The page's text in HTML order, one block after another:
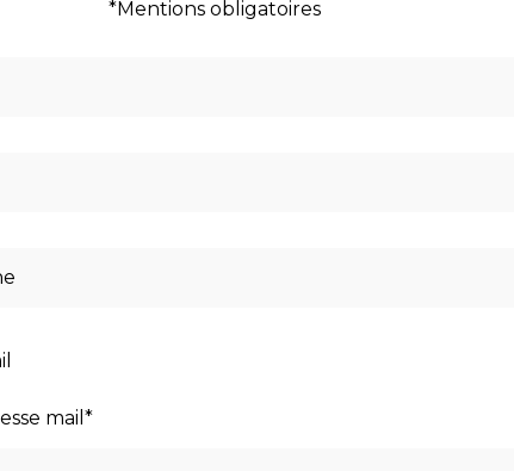
*Mentions obligatoires